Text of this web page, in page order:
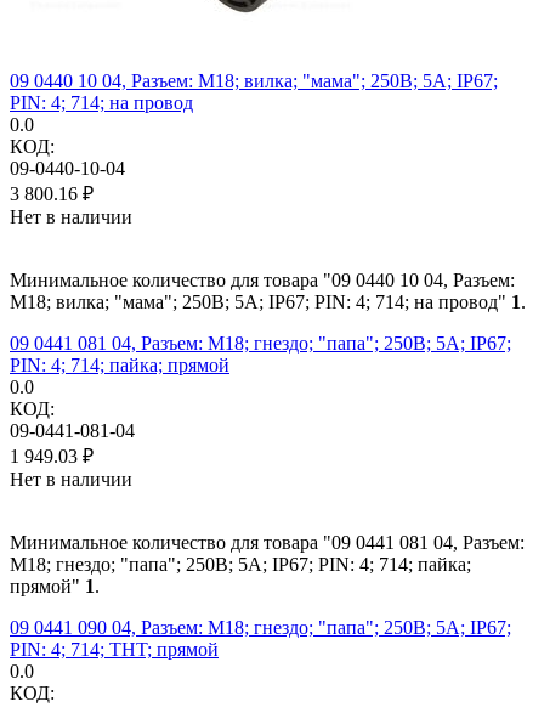
09 0440 10 04, Разъем: M18; вилка; "мама"; 250В; 5А; IP67;
PIN: 4; 714; на провод
0.0
КОД:
09-0440-10-04
3 800.16 ₽
Нет в наличии
Минимальное количество для товара "09 0440 10 04, Разъем:
M18; вилка; "мама"; 250В; 5А; IP67; PIN: 4; 714; на провод" 1.
09 0441 081 04, Разъем: M18; гнездо; "папа"; 250В; 5А; IP67;
PIN: 4; 714; пайка; прямой
0.0
КОД:
09-0441-081-04
1 949.03 ₽
Нет в наличии
Минимальное количество для товара "09 0441 081 04, Разъем:
M18; гнездо; "папа"; 250В; 5А; IP67; PIN: 4; 714; пайка;
прямой" 1.
09 0441 090 04, Разъем: M18; гнездо; "папа"; 250В; 5А; IP67;
PIN: 4; 714; THT; прямой
0.0
КОД: